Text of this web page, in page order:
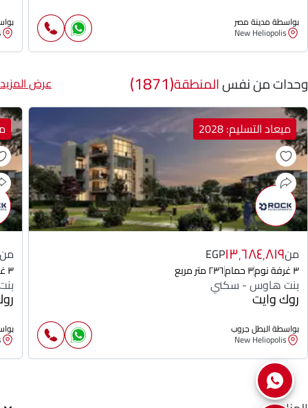
بواسطة مدينة مصر
New Heliopolis
وحدات من نفسالمنطقة(1871) عرض المزيد
ميعاد التسليم: 2028
من١٣٬٦٨٤٬٨١٩EGP
٣ غرفة نوم ٣ حمام ٢٣٦ متر مربع
بنت هاوس - سكني
روك وايت
بواسطة البطل جروب
New Heliopolis
من
٣ غرفة نوم